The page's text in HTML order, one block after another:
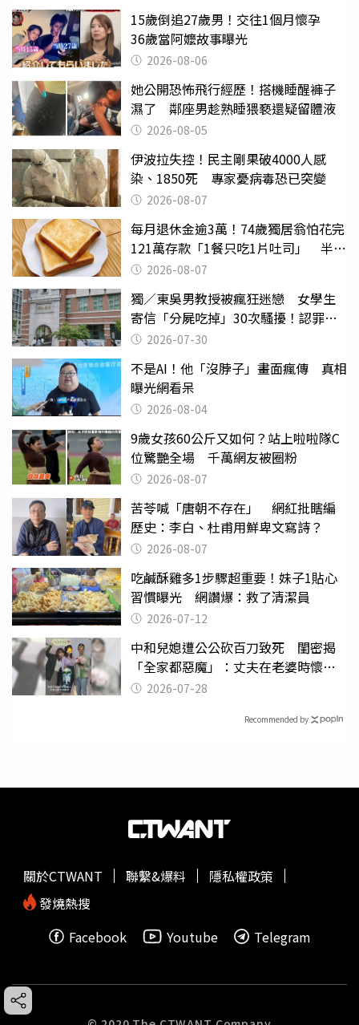
15歲倒追27歲男！交往1個月懷孕
36歲當阿嬤故事曝光
2026-08-06
她公開恐怖飛行經歷！搭機睡醒褲子
濕了 鄰座男趁熟睡猥褻還疑留體液
2026-08-05
伊波拉失控！民主剛果破4000人感
染、1850死 專家憂病毒恐已突變
2026-08-07
每月退休金逾3萬！74歲獨居翁怕花完
121萬存款「1餐只吃1片吐司」 半年
後暴瘦嚇壞女兒
2026-08-07
獨／東吳男教授被瘋狂迷戀 女學生
寄信「分屍吃掉」30次騷擾！認罪免
關 2026-07-30
不是AI！他「沒脖子」畫面瘋傳 真相
曝光網看呆
2026-08-04
9歲女孩60公斤又如何？站上啦啦隊C
位驚艷全場 千萬網友被圈粉
2026-08-07
苦苓喊「唐朝不存在」 網紅批瞎編
歷史：李白、杜甫用鮮卑文寫詩？
2026-08-07
吃鹹酥雞多1步驟超重要！妹子1貼心
習慣曝光 網讚爆：救了清潔員
2026-07-12
中和兒媳遭公公砍百刀致死 閨密揭
「全家都惡魔」：丈夫在老婆時懷孕
摔東西
2026-07-28
Recommended by
關於CTWANT 聯繫&爆料
隱私權政策
發燒熱搜
Facebook
Youtube Telegram